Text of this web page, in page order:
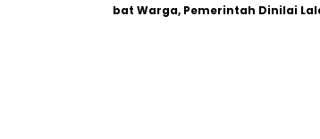
Detukeli Hambat Warga, Pemerintah Dinilai Lalai